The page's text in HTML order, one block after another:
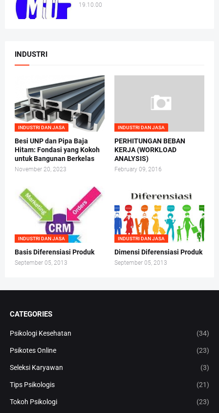
19.10.00
INDUSTRI
INDUSTRI DAN JASA
Besi UNP dan Pipa Baja
Hitam: Fondasi yang Kokoh
untuk Bangunan Berkelas
November 20, 2023
INDUSTRI DAN JASA
PERHITUNGAN BEBAN
KERJA (WORKLOAD
ANALYSIS)
February 09, 2016
INDUSTRI DAN JASA
Basis Diferensiasi Produk
September 05, 2013
INDUSTRI DAN JASA
Dimensi Diferensiasi Produk
September 05, 2013
CATEGORIES
Psikologi Kesehatan (34)
Psikotes Online (23)
Seleksi Karyawan (3)
Tips Psikologis (21)
Tokoh Psikologi (23)